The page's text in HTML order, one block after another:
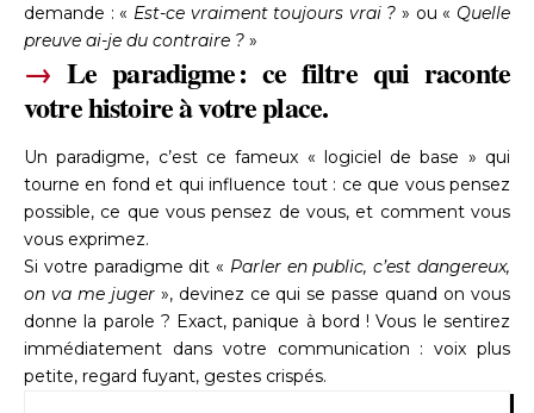
demande : « Est-ce vraiment toujours vrai ? » ou « Quelle
preuve ai-je du contraire ? »
→Le paradigme : ce filtre qui raconte
votre histoire à votre place.
Un paradigme, c’est ce fameux « logiciel de base » qui
tourne en fond et qui influence tout : ce que vous pensez
possible, ce que vous pensez de vous, et comment vous
vous exprimez.
Si votre paradigme dit « Parler en public, c’est dangereux,
on va me juger», devinez ce qui se passe quand on vous
donne la parole ? Exact, panique à bord ! Vous le sentirez
immédiatement dans votre communication : voix plus
petite, regard fuyant, gestes crispés.